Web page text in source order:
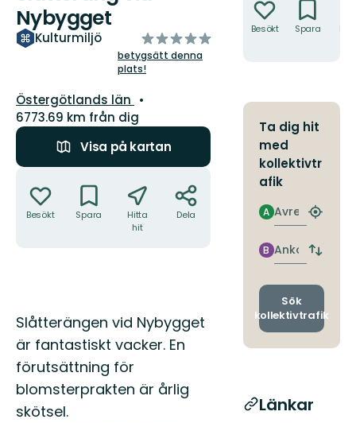
Nybygget
Kulturmiljö
av
5
stjärnor
betygsätt denna
plats!
Län:
Östergötlands län
6773.69 km från dig
Visa på kartan
Besökt Spara
Hitta
hit
Dela
Beskrivning
Slåtterängen vid Nybygget
är fantastiskt vacker. En
förutsättning för
blomsterprakten är årlig
skötsel.
Besökt Spara
Ta dig hit
med
kollektivtr
afik
Avresa
A
Hitta
Ankomst
B
Byt
och
Sök
kollektivtrafik
Länkar